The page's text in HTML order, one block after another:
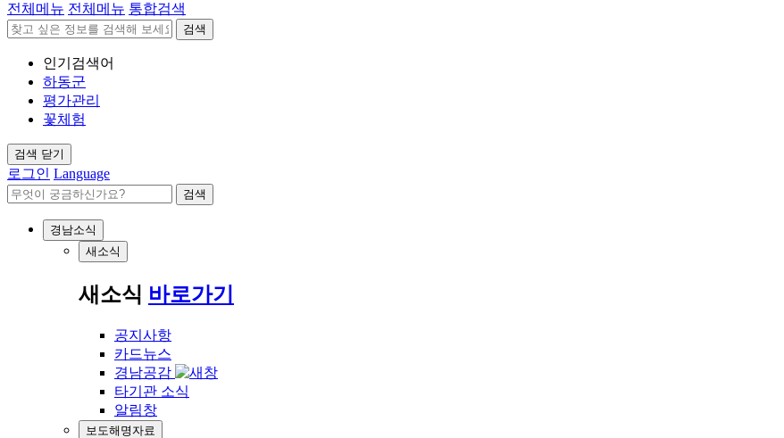
전체메뉴 전체메뉴 통합검색
검색
인기검색어
하동군
평가관리
꽃체험
검색 닫기
로그인 Language
검색
경남소식
새소식
새소식 바로가기
공지사항
카드뉴스
경남공감
타기관 소식
알림창
보도해명자료